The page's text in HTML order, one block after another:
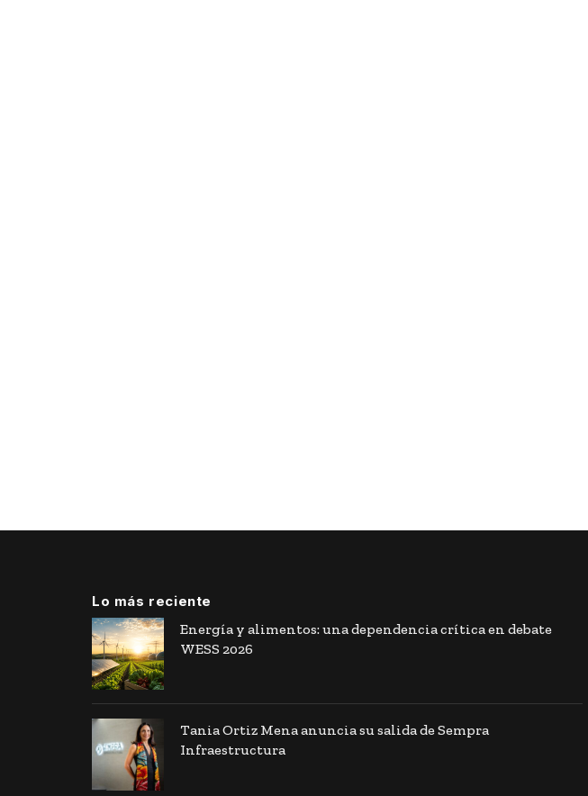
Lo más reciente
Energía y alimentos: una dependencia crítica en debate
WESS 2026
Tania Ortiz Mena anuncia su salida de Sempra
Infraestructura